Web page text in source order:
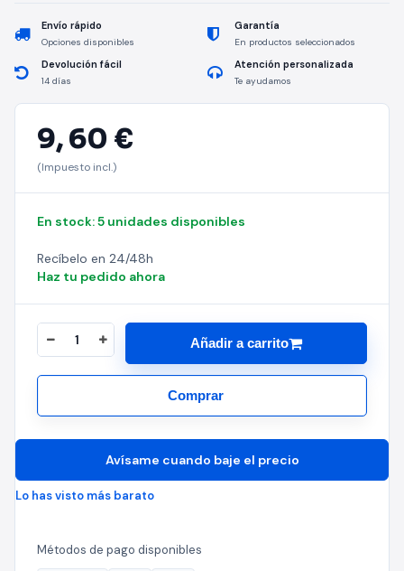
Envío rápido
Opciones disponibles
Garantía
En productos seleccionados
Devolución fácil
14 días
Atención personalizada
Te ayudamos
9,60 €
(Impuesto incl.)
En stock: 5 unidades disponibles
Recíbelo en 24/48h
Haz tu pedido ahora
Añadir a carrito
Comprar
Avísame cuando baje el precio
Lo has visto más barato
Métodos de pago disponibles